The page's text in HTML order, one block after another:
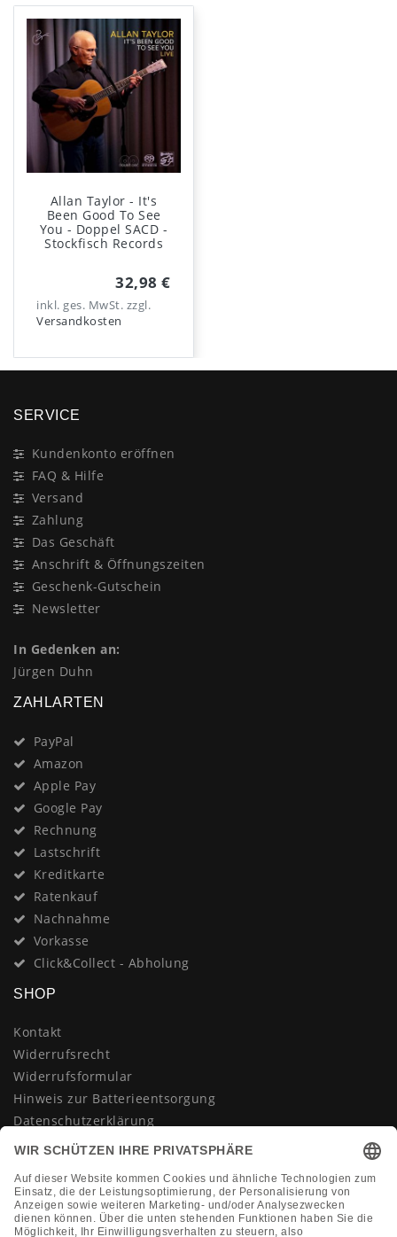
Allan Taylor - It's
Been Good To See
You - Doppel SACD -
Stockfisch Records
32,98 €
inkl. ges. MwSt. zzgl.
Versandkosten
SERVICE
Kundenkonto eröffnen
FAQ & Hilfe
Versand
Zahlung
Das Geschäft
Anschrift & Öffnungszeiten
Geschenk-Gutschein
Newsletter
In Gedenken an:
Jürgen Duhn
ZAHLARTEN
PayPal
Amazon
Apple Pay
Google Pay
Rechnung
Lastschrift
Kreditkarte
Ratenkauf
Nachnahme
Vorkasse
Click&Collect - Abholung
SHOP
Kontakt
Widerrufsrecht
Widerrufsformular
Hinweis zur Batterieentsorgung
Datenschutzerklärung
AGB
Vertrag widerrufen